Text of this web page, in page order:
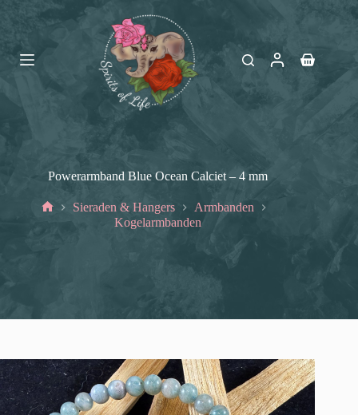
Powerarmband Blue Ocean Calciet – 4 mm
Sieraden & Hangers
Armbanden
Kogelarmbanden